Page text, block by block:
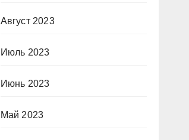
Август 2023
Июль 2023
Июнь 2023
Май 2023